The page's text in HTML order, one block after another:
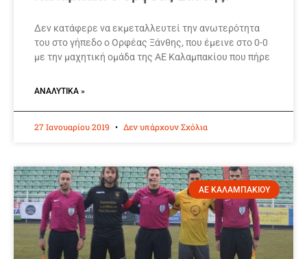
Δεν κατάφερε να εκμεταλλευτεί την ανωτερότητα
του στο γήπεδο ο Ορφέας Ξάνθης, που έμεινε στο 0-0
με την μαχητική ομάδα της ΑΕ Καλαμπακίου που πήρε
ΑΝΑΛΥΤΙΚΆ »
27 Ιανουαρίου 2019 Δεν υπάρχουν Σχόλια
ΑΕ ΚΑΛΑΜΠΑΚΙΟΥ